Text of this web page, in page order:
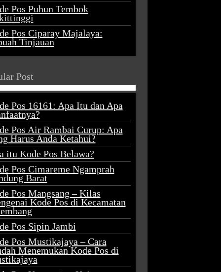
Pos Puhun Tembok
Pos Ciparay Majalaya:
Tinjauan
Post
Pos 16161: Apa Itu dan Apa
Pos Air Rambai Curup: Apa
Harus Anda Ketahui?
itu Kode Pos Belawa?
Pos Cimareme Ngamprah
Barat
Pos Mangsang – Kilas
Kode Pos di Kecamatan
Pos Sipin Jambi
Pos Mustikajaya – Cara
Menemukan Kode Pos di